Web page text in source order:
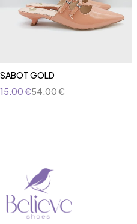
SABOT GOLD
54,00€
15,00€